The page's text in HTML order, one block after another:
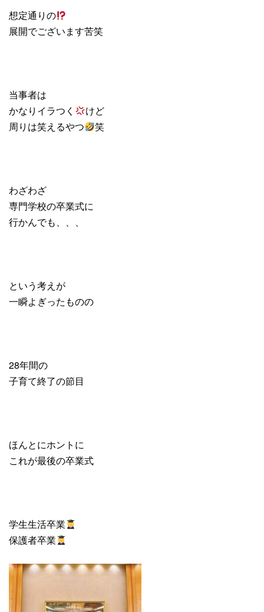
想定通りの
展開でございます苦笑
当事者は
かなりイラつく
けど
周りは笑えるやつ
笑
わざわざ
専門学校の卒業式に
行かんでも、、、
という考えが
一瞬よぎったものの
28年間の
子育て終了の節目
ほんとにホントに
これが最後の卒業式
学生生活卒業
保護者卒業